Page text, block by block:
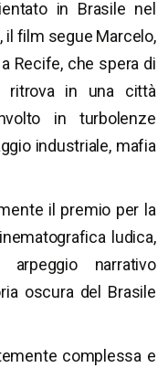
in Brasile nel
il film segue Marcelo,
Recife, che spera di
ritrova in una città
in turbolenze
industriale, mafia
il premio per la
ludica,
narrativo
oscura del Brasile
complessa e